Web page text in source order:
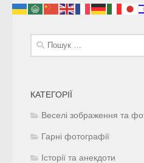
Пошук:
КАТЕГОРІЇ
Веселі зображення та
Гарні фотографії
Історії та анекдоти